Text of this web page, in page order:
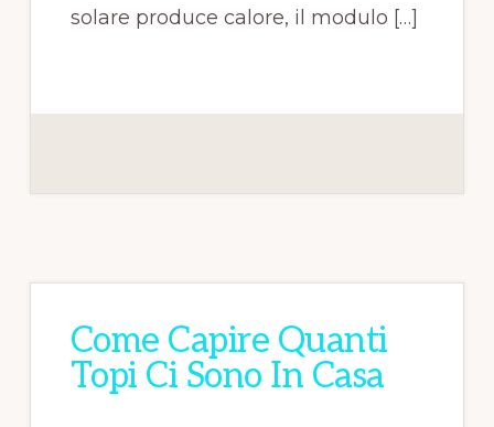
solare produce calore, il modulo […]
Come Capire Quanti
Topi Ci Sono In Casa